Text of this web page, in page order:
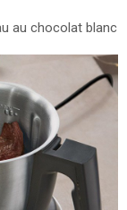
au chocolat blanc